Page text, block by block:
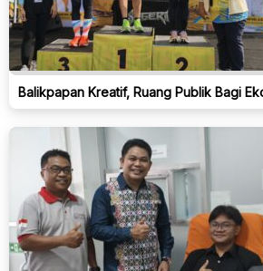
Balikpapan Kreatif, Ruang Publik Bagi